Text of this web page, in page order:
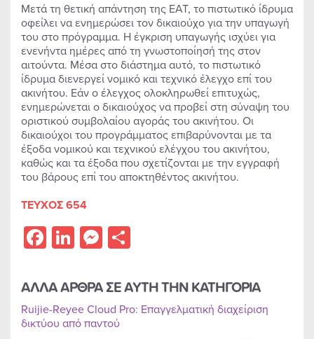
Μετά τη θετική απάντηση της ΕΑΤ, το πιστωτικό ίδρυμα
οφείλει να ενημερώσει τον δικαιούχο για την υπαγωγή
του στο πρόγραμμα. Η έγκριση υπαγωγής ισχύει για
ενενήντα ημέρες από τη γνωστοποίησή της στον
αιτούντα. Μέσα στο διάστημα αυτό, το πιστωτικό
ίδρυμα διενεργεί νομικό και τεχνικό έλεγχο επί του
ακινήτου. Εάν ο έλεγχος ολοκληρωθεί επιτυχώς,
ενημερώνεται ο δικαιούχος να προβεί στη σύναψη του
οριστικού συμβολαίου αγοράς του ακινήτου. Οι
δικαιούχοι του προγράμματος επιβαρύνονται με τα
έξοδα νομικού και τεχνικού ελέγχου του ακινήτου,
καθώς και τα έξοδα που σχετίζονται με την εγγραφή
του βάρους επί του αποκτηθέντος ακινήτου.
ΤΕΥΧΟΣ 654
Facebook
LinkedIn
Messenger
ΑΛΛΑ ΑΡΘΡΑ ΣΕ ΑΥΤΗ ΤΗΝ ΚΑΤΗΓΟΡΙΑ
Ruijie-Reyee Cloud Pro: Επαγγελματική διαχείριση
δικτύου από παντού